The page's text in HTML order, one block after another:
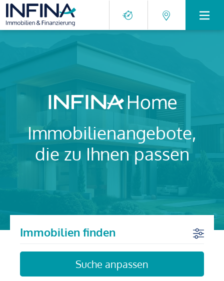
Immobilienangebote,
die zu Ihnen passen
Immobilien finden
Suche anpassen